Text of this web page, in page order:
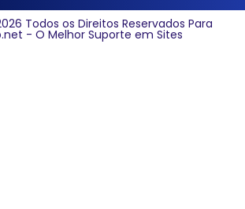
Todos os Direitos Reservados Para
- O Melhor Suporte em Sites